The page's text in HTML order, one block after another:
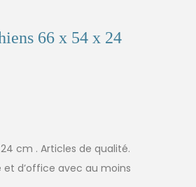
66 x 54 x 24
cm . Articles de qualité.
et d’office avec au moins